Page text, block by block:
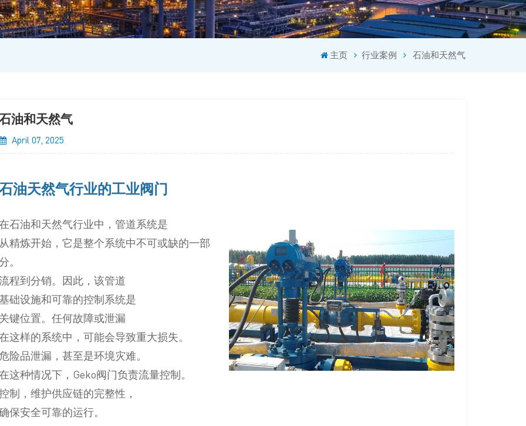
français
português
主页 行业案例 石油和天然气
油和天然气
April 07, 2025
油天然气行业的工业阀门
石油和天然气行业中，管道系统是
从精炼开始，它是整个系统中不可或缺的一部
。
程到分销。因此，该管道
础设施和可靠的控制系统是
关键位置。任何故障或泄漏
这样的系统中，可能会导致重大损失。
险品泄漏，甚至是环境灾难。
这种情况下，Geko阀门负责流量控制。
制，维护供应链的完整性，
保安全可靠的运行。